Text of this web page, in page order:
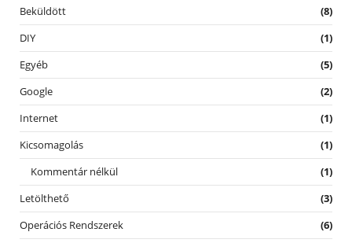
Beküldött
(8)
DIY
(1)
Egyéb
(5)
Google
(2)
Internet
(1)
Kicsomagolás
(1)
Kommentár nélkül
(1)
Letölthető
(3)
Operációs Rendszerek
(6)